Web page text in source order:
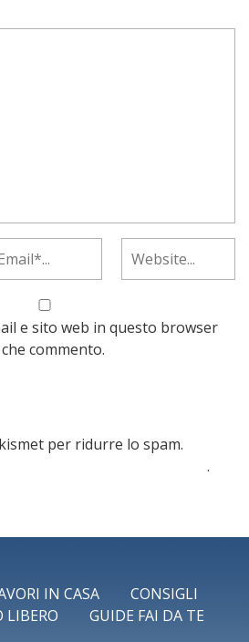
e sito web in questo browser
commento.
per ridurre lo spam.
.
IN CASA
CONSIGLI
LIBERO
GUIDE FAI DA TE